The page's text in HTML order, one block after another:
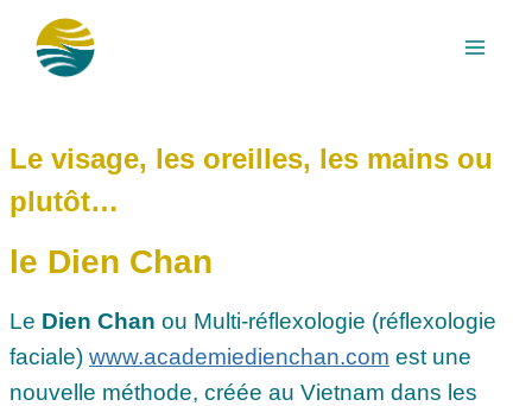
Le visage, les oreilles, les mains ou
plutôt…
le Dien Chan
Le Dien Chan ou Multi-réflexologie (réflexologie
faciale) www.academiedienchan.com est une
nouvelle méthode, créée au Vietnam dans les